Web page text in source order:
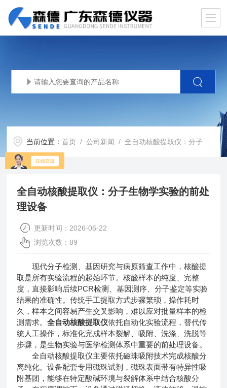
当前位置：首页 /公司新闻 / 全自动核酸提取仪：分子生物学实验的前处理设备
全自动核酸提取仪：分子生物学实验的前处
理设备
更新时间：2026-06-22
浏览次数：89
现代分子检测、基因研究与病原筛查工作中，核酸提
取是所有实验流程的起始环节。核酸样本的纯度、完整
度，直接影响后续PCR检测、基因测序、分子鉴定等实验
结果的准确性。传统手工提取方式步骤繁琐，操作耗时
久，样本之间容易产生交叉影响，难以应对批量样本的检
测需求。全自动核酸提取仪依托自动化实验流程，替代传
统人工操作，标准化完成样本裂解、吸附、洗涤、洗脱等
步骤，是生物实验与医学检测体系中重要的前处理设备。
全自动核酸提取仪主要依托磁珠吸附技术完成核酸分
离纯化。设备配套专用磁珠试剂，磁珠表面带有特异性吸
附基团，能够在特定酸碱环境与裂解体系中结合核酸分